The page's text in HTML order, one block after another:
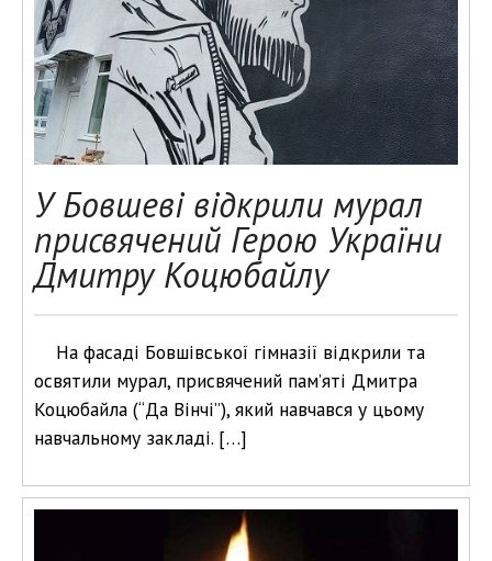
У Бовшеві відкрили мурал
присвячений Герою України
Дмитру Коцюбайлу
На фасаді Бовшівської гімназії відкрили та
освятили мурал, присвячений пам’яті Дмитра
Коцюбайла (“Да Вінчі”), який навчався у цьому
навчальному закладі. […]